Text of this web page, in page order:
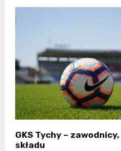
GKS Tychy –
składu